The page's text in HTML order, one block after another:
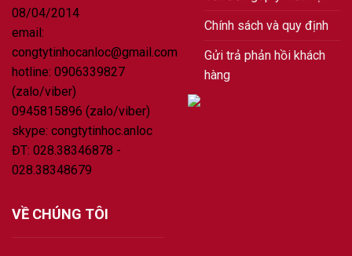
08/04/2014
email:
congtytinhocanloc@gmail.com
hotline: 0906339827
(zalo/viber)
0945815896 (zalo/viber)
skype: congtytinhoc.anloc
ĐT: 028.38346878 -
028.38348679
Chính sách và quy định
Gửi trả phản hồi khách
hàng
VỀ CHÚNG TÔI